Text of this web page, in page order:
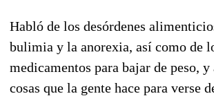
Habló de los desórdenes
bulimia y la anorexia, así como de
medicamentos para bajar de peso, y
cosas que la gente hace para verse